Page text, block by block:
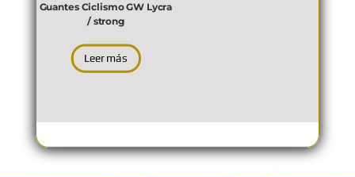
Guantes Ciclismo GW Lycra
/ strong
Leer más